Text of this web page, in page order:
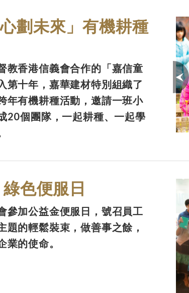
心劃未來」有機耕種
教香港信義會合作的「嘉信童
第十年，嘉華建材特別組織了
年有機耕種活動，邀請一班小
20個團隊，一起耕種、一起學
色便服日
參加公益金便服日，號召員工
題的輕鬆裝束，做善事之餘，
業的使命。